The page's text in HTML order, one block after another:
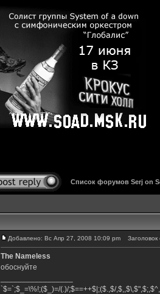
Список форумов Serj on
Добавлено: Вс Апр 27, 2008 10:09 pm Заголовок
The Nameless
обоснуйте
`$=`;$_=\%!;($_)=/(.)/;$==++$|;($.,$/